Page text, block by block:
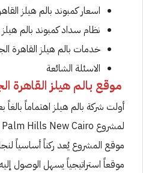
اسعار كمبوند بالم هيلز
نظام سداد كمبوند بالم
خدمات بالم هيلز القاهرة
الاسئلة الشائعة
موقع بالم هيلز القاهرة
أولت شركة بالم هيلز اهتماماً
موقع المشروع يُعد ركناً أساسياً
موقعاً استراتيجياً يسهل الوصول